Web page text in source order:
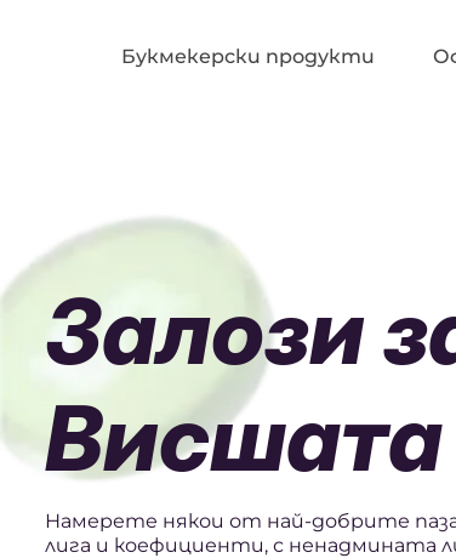
Букмекерски продукти
Залози
Висшата
Намерете някои от най-добрите
лига и коефициенти, с ненадмината